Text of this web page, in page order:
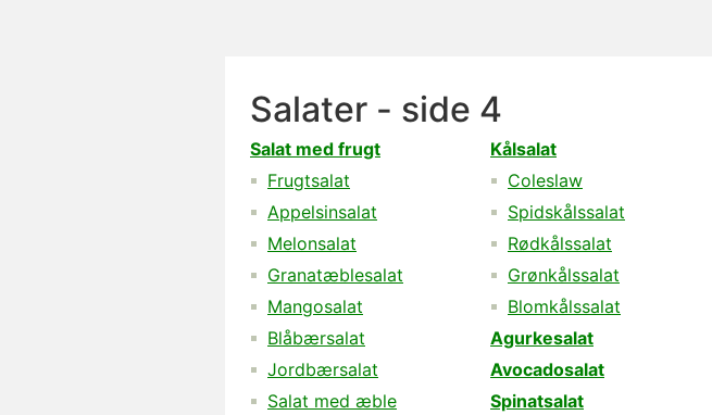
Salater - side 4
Salat med frugt
Frugtsalat
Appelsinsalat
Melonsalat
Granatæblesalat
Mangosalat
Blåbærsalat
Jordbærsalat
Salat med æble
Kålsalat
Coleslaw
Spidskålssalat
Rødkålssalat
Grønkålssalat
Blomkålssalat
Agurkesalat
Avocadosalat
Spinatsalat